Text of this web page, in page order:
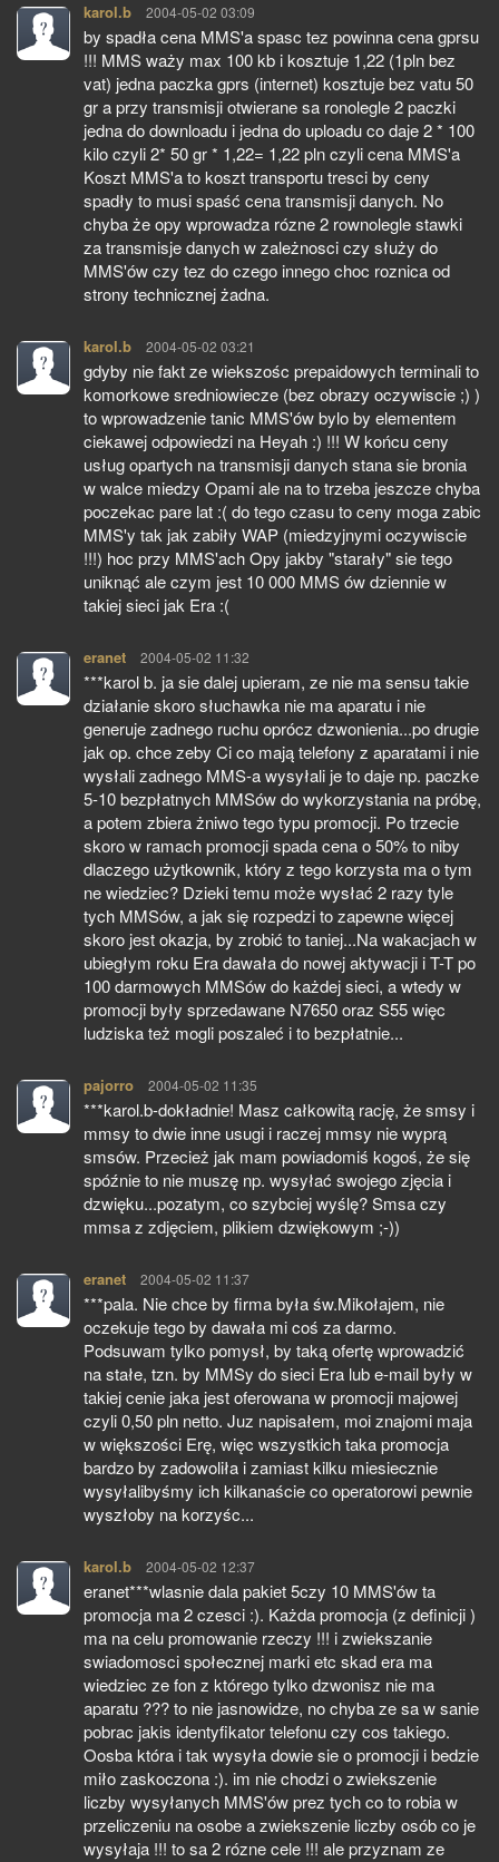
karol.b pisze:
2004-05-02 03:09
by spadła cena MMS'a spasc tez powinna cena gprsu
!!! MMS waży max 100 kb i kosztuje 1,22 (1pln bez
vat) jedna paczka gprs (internet) kosztuje bez vatu 50
gr a przy transmisji otwierane sa ronolegle 2 paczki
jedna do downloadu i jedna do uploadu co daje 2 * 100
kilo czyli 2* 50 gr * 1,22= 1,22 pln czyli cena MMS'a
Koszt MMS'a to koszt transportu tresci by ceny
spadły to musi spaść cena transmisji danych. No
chyba że opy wprowadza rózne 2 rownolegle stawki
za transmisje danych w zależnosci czy służy do
MMS'ów czy tez do czego innego choc roznica od
strony technicznej żadna.
karol.b pisze:
2004-05-02 03:21
gdyby nie fakt ze wiekszośc prepaidowych terminali to
komorkowe sredniowiecze (bez obrazy oczywiscie ;) )
to wprowadzenie tanic MMS'ów bylo by elementem
ciekawej odpowiedzi na Heyah :) !!! W końcu ceny
usług opartych na transmisji danych stana sie bronia
w walce miedzy Opami ale na to trzeba jeszcze chyba
poczekac pare lat :( do tego czasu to ceny moga zabic
MMS'y tak jak zabiły WAP (miedzyjnymi oczywiscie
!!!) hoc przy MMS'ach Opy jakby "starały" sie tego
uniknąć ale czym jest 10 000 MMS ów dziennie w
takiej sieci jak Era :(
eranet pisze:
2004-05-02 11:32
***karol b. ja sie dalej upieram, ze nie ma sensu takie
działanie skoro słuchawka nie ma aparatu i nie
generuje zadnego ruchu oprócz dzwonienia...po drugie
jak op. chce zeby Ci co mają telefony z aparatami i nie
wysłali zadnego MMS-a wysyłali je to daje np. paczke
5-10 bezpłatnych MMSów do wykorzystania na próbę,
a potem zbiera żniwo tego typu promocji. Po trzecie
skoro w ramach promocji spada cena o 50% to niby
dlaczego użytkownik, który z tego korzysta ma o tym
ne wiedziec? Dzieki temu może wysłać 2 razy tyle
tych MMSów, a jak się rozpedzi to zapewne więcej
skoro jest okazja, by zrobić to taniej...Na wakacjach w
ubiegłym roku Era dawała do nowej aktywacji i T-T po
100 darmowych MMSów do każdej sieci, a wtedy w
promocji były sprzedawane N7650 oraz S55 więc
ludziska też mogli poszaleć i to bezpłatnie...
pajorro pisze:
2004-05-02 11:35
***karol.b-dokładnie! Masz całkowitą rację, że smsy i
mmsy to dwie inne usugi i raczej mmsy nie wyprą
smsów. Przecież jak mam powiadomiś kogoś, że się
spóźnie to nie muszę np. wysyłać swojego zjęcia i
dzwięku...pozatym, co szybciej wyślę? Smsa czy
mmsa z zdjęciem, plikiem dzwiękowym ;-))
eranet pisze:
2004-05-02 11:37
***pala. Nie chce by firma była św.Mikołajem, nie
oczekuje tego by dawała mi coś za darmo.
Podsuwam tylko pomysł, by taką ofertę wprowadzić
na stałe, tzn. by MMSy do sieci Era lub e-mail były w
takiej cenie jaka jest oferowana w promocji majowej
czyli 0,50 pln netto. Juz napisałem, moi znajomi maja
w większości Erę, więc wszystkich taka promocja
bardzo by zadowoliła i zamiast kilku miesiecznie
wysyłalibyśmy ich kilkanaście co operatorowi pewnie
wyszłoby na korzyśc...
karol.b pisze:
2004-05-02 12:37
eranet***wlasnie dala pakiet 5czy 10 MMS'ów ta
promocja ma 2 czesci :). Każda promocja (z definicji )
ma na celu promowanie rzeczy !!! i zwiekszanie
swiadomosci społecznej marki etc skad era ma
wiedziec ze fon z którego tylko dzwonisz nie ma
aparatu ??? to nie jasnowidze, no chyba ze sa w sanie
pobrac jakis identyfikator telefonu czy cos takiego.
Oosba która i tak wysyła dowie sie o promocji i bedzie
miło zaskoczona :). im nie chodzi o zwiekszenie
liczby wysyłanych MMS'ów prez tych co to robia w
przeliczeniu na osobe a zwiekszenie liczby osób co je
wysyłaja !!! to sa 2 rózne cele !!! ale przyznam ze